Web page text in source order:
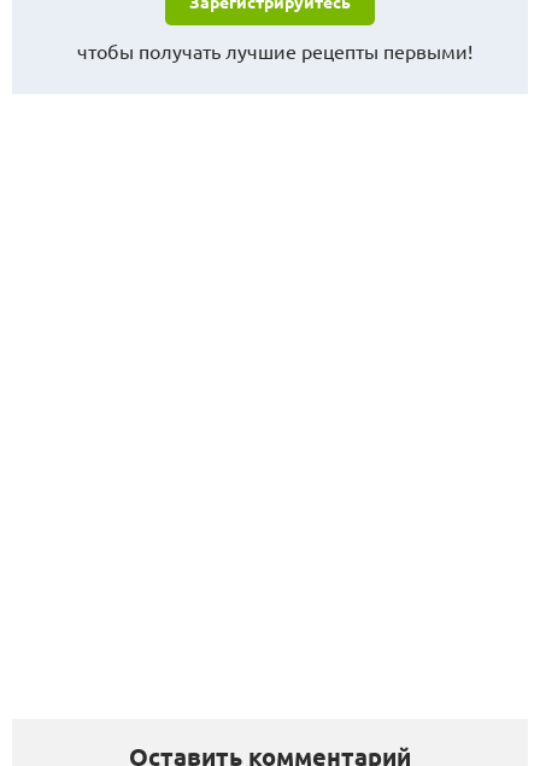
чтобы получать лучшие рецепты первыми!
Оставить комментарий